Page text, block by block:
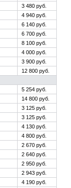
3 480 руб.
4 940 руб.
6 140 руб.
6 700 руб.
8 100 руб.
4 000 руб.
3 900 руб.
12 800 руб.
5 254 руб.
14 800 руб.
3 125 руб.
3 125 руб.
4 130 руб.
4 800 руб.
2 670 руб.
2 640 руб.
2 950 руб.
2 943 руб.
4 190 руб.